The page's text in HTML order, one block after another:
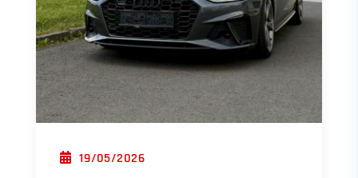
POSTED ON
19/05/2026